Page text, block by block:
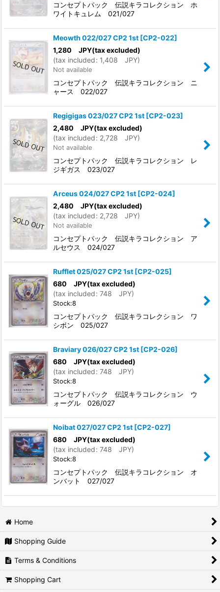
コンセプトパック 伝説キラコレクション ホ
ワイトキュレム 021/027
Meowth 022/027 CP2 1st [CP2-022]
1,280 JPY(tax excluded)
(tax included: 1,408 JPY)
Not available
コンセプトパック 伝説キラコレクション ニ
ャース 022/027
Regigigas 023/027 CP2 1st [CP2-023]
2,480 JPY(tax excluded)
(tax included: 2,728 JPY)
Not available
コンセプトパック 伝説キラコレクション レ
ジギガス 023/027
Arceus 024/027 CP2 1st [CP2-024]
2,480 JPY(tax excluded)
(tax included: 2,728 JPY)
Not available
コンセプトパック 伝説キラコレクション ア
ルセウス 024/027
Rufflet 025/027 CP2 1st [CP2-025]
680 JPY(tax excluded)
(tax included: 748 JPY)
Stock:8
コンセプトパック 伝説キラコレクション ワ
シボン 025/027
Braviary 026/027 CP2 1st [CP2-026]
680 JPY(tax excluded)
(tax included: 748 JPY)
Stock:8
コンセプトパック 伝説キラコレクション ウ
ォーグル 026/027
Noibat 027/027 CP2 1st [CP2-027]
680 JPY(tax excluded)
(tax included: 748 JPY)
Stock:8
コンセプトパック 伝説キラコレクション オ
ンバット 027/027
Home
Shopping Guide
Terms & Conditions
Shopping Cart